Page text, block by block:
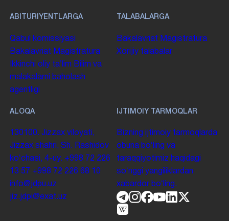
ABITURIYENTLARGA
Qabul komissiyasi
Bakalavriat Magistratura
Ikkinchi oliy taʼlim Bilim va
malakalarni baholash
agentligi
TALABALARGA
Bakalavriat Magistratura
Xorijiy talabalar
ALOQA
130100. Jizzax viloyati,
Jizzax shahri, Sh. Rashidov
koʻchasi, 4-uy. +998 72 226
13 57 +998 72 226 68 10
info@jdpu.uz
jiz.jdpi@exat.uz
IJTIMOIY TARMOQLAR
Bizning ijtimoiy tarmoqlarda
obuna boʻling va
taraqqiyotimiz haqidagi
soʻnggi yangiliklardan
xabardor boʻling.